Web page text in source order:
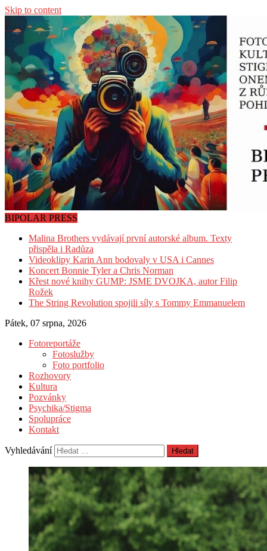
Skip to content
BIPOLAR PRESS
Malina Brothers vydávají první autorské album. Texty
přispěla i Radůza
Videoklipy Karin Ann bodovaly v USA i Cannes
Koncert Bonnie Tyler a Chris Norman
Křest nové knihy GUMP: JSME DVOJKA, autor Filip
Rožek
The String Revolution spojili síly s Tommy Emmanuelem
Pátek, 07 srpna, 2026
Fotoreportáže
Fotoslužby
Foto portfolio
Rozhovory
Kultura
Pozvánky
Psychika/Stigma
Spolupráce
Kontakt
Vyhledávání